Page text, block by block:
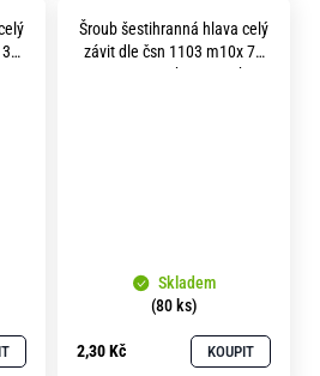
Šroub šestihranná hlava celý
závit dle čsn 1103 m10x 70
pevnost 5.8 bez povrchu
Skladem
(80 ks)
2,30 Kč KOUPIT